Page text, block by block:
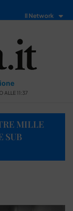
Il Network
ALLE 11:37
MILLE
SUB